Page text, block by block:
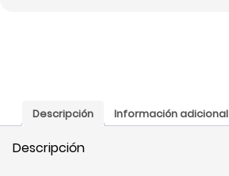
Descripción Información adicional
Descripción